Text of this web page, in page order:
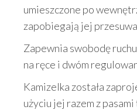
umieszczone po
zapobiegają jej
Zapewnia swobodę
na ręce i dwóm
Kamizelka została
użyciu jej razem z